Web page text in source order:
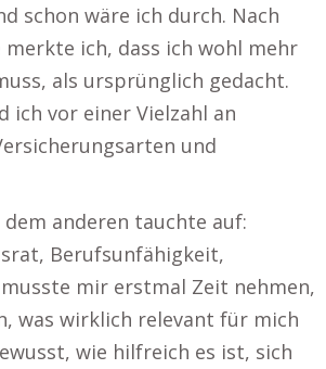
schon wäre ich durch. Nach
ich, dass ich wohl mehr
als ursprünglich gedacht.
ich vor einer Vielzahl an
und
dem anderen tauchte auf:
Berufsunfähigkeit,
mir erstmal Zeit nehmen,
was wirklich relevant für mich
wie hilfreich es ist, sich